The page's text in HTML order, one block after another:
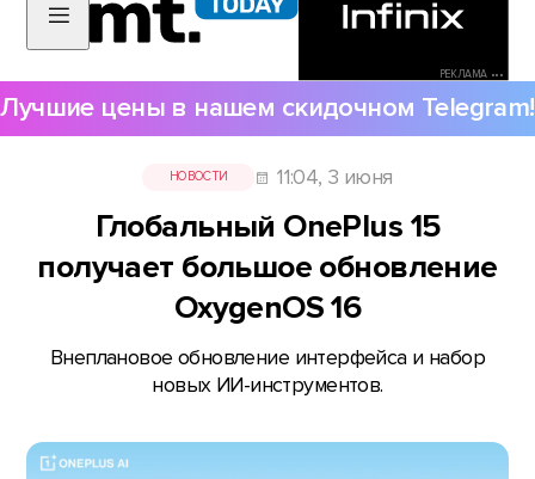
РЕКЛАМА •••
Лучшие цены в нашем скидочном Telegram!
НОВОСТИ 11:04, 3 июня
Глобальный OnePlus 15
получает большое обновление
OxygenOS 16
Внеплановое обновление интерфейса и набор
новых ИИ-инструментов.